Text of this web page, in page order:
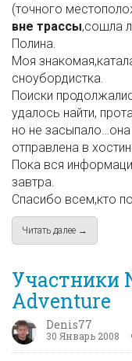
(точного
вне трассы,сошла
Полина.
Моя
сноубордистка.
Поиски
удалось найти,
но не
отправлена в
Пока вся
завтра.
Спасибо всем,кто
Читать далее →
Участники
Adventure
Denis77
30 Январь 2008